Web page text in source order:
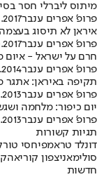
מיתוס ליברלי חסר
פרופ' אפרים ענבר
איראן לא תיסוג
פרופ' אפרים ענבר
חרם על ישראל - איום
פרופ' אפרים ענבר
תקיפה באיראן: אתגר
פרופ' אפרים ענבר
יום כיפור: מלחמה
פרופ' אפרים ענבר
תגיות קשורות
דונלד טראמפיחסי
סולימאניצפון קוריאה
חדשות